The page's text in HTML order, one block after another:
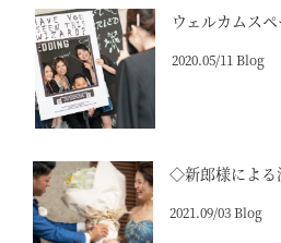
ウェルカムス
2020.05/11 Blog
◇新郎様によ
2021.09/03 Blog